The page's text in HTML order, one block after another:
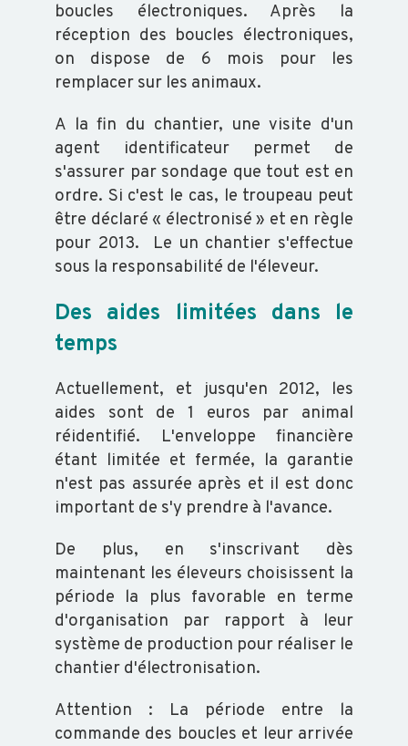
ORGANISATION
GARANTIE
VOUS
FORMER
CATALOGUE
DOCUMENTS
GÉNÉRAUX
SALMONELLES
boucles électroniques. Après la
réception des boucles électroniques,
on dispose de 6 mois pour les
remplacer sur les animaux.
A la fin du chantier, une visite d'un
agent identificateur permet de
s'assurer par sondage que tout est en
ordre. Si c'est le cas, le troupeau peut
être déclaré « électronisé » et en règle
pour 2013. Le un chantier s'effectue
sous la responsabilité de l'éleveur.
Des aides limitées dans le
temps
Actuellement, et jusqu'en 2012, les
aides sont de 1 euros par animal
réidentifié. L'enveloppe financière
étant limitée et fermée, la garantie
n'est pas assurée après et il est donc
important de s'y prendre à l'avance.
De plus, en s'inscrivant dès
maintenant les éleveurs choisissent la
période la plus favorable en terme
d'organisation par rapport à leur
système de production pour réaliser le
chantier d'électronisation.
Attention : La période entre la
commande des boucles et leur arrivée